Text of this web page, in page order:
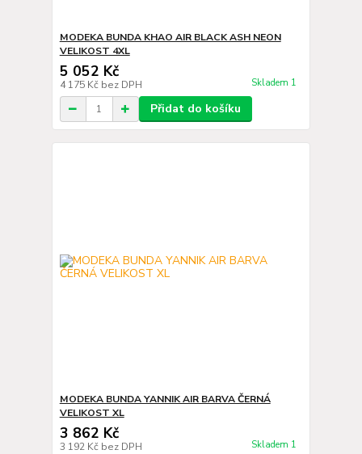
MODEKA BUNDA KHAO AIR BLACK ASH NEON
VELIKOST 4XL
5 052 Kč
4 175 Kč bez DPH Skladem 1
Přidat do košíku
MODEKA BUNDA YANNIK AIR BARVA ČERNÁ
VELIKOST XL
3 862 Kč
3 192 Kč bez DPH Skladem 1